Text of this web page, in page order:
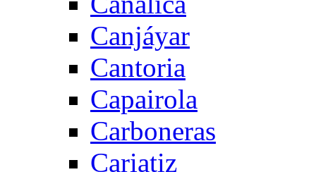
Canjáyar
Cantoria
Capairola
Carboneras
Cariatiz